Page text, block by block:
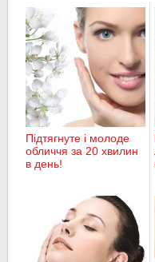
Підтягнуте і молоде
обличчя за 20 хвилин
в день!